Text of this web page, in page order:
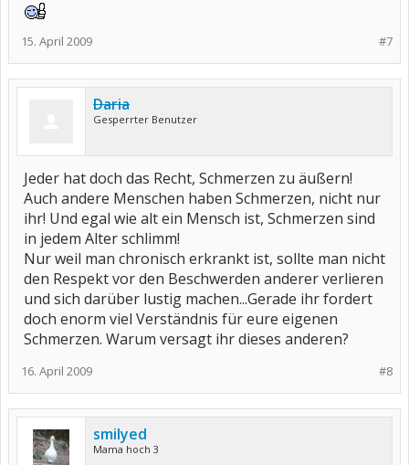
#7
15. April 2009
Daria
Gesperrter Benutzer
Jeder hat doch das Recht, Schmerzen zu äußern!
Auch andere Menschen haben Schmerzen, nicht nur
ihr! Und egal wie alt ein Mensch ist, Schmerzen sind
in jedem Alter schlimm!
Nur weil man chronisch erkrankt ist, sollte man nicht
den Respekt vor den Beschwerden anderer verlieren
und sich darüber lustig machen...Gerade ihr fordert
doch enorm viel Verständnis für eure eigenen
Schmerzen. Warum versagt ihr dieses anderen?
#8
16. April 2009
smilyed
Mama hoch 3